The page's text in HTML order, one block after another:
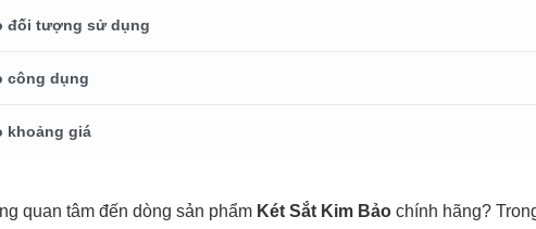
đối tượng sử dụng
công dụng
khoảng giá
quan tâm đến dòng sản phẩm Két Sắt Kim Bảo chính hãng?